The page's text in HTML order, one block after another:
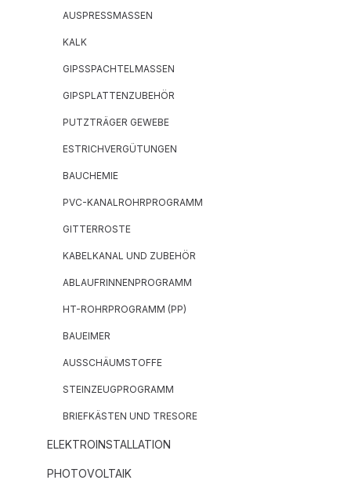
AUSPRESSMASSEN
KALK
GIPSSPACHTELMASSEN
GIPSPLATTENZUBEHÖR
PUTZTRÄGER GEWEBE
ESTRICHVERGÜTUNGEN
BAUCHEMIE
PVC-KANALROHRPROGRAMM
GITTERROSTE
KABELKANAL UND ZUBEHÖR
ABLAUFRINNENPROGRAMM
HT-ROHRPROGRAMM (PP)
BAUEIMER
AUSSCHÄUMSTOFFE
STEINZEUGPROGRAMM
BRIEFKÄSTEN UND TRESORE
ELEKTROINSTALLATION
PHOTOVOLTAIK